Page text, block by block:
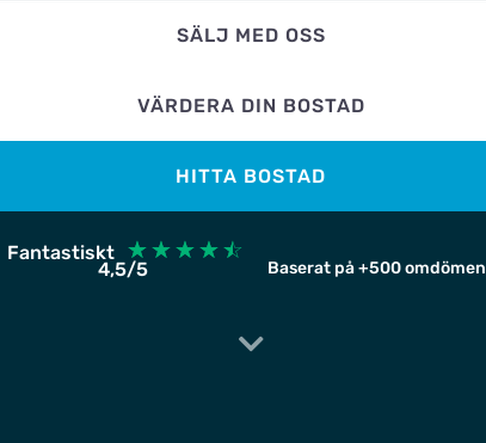
SÄLJ MED OSS
VÄRDERA DIN BOSTAD
HITTA BOSTAD
Fantastiskt ☆☆☆☆☆
4,5/5 Baserat på +500 omdömen